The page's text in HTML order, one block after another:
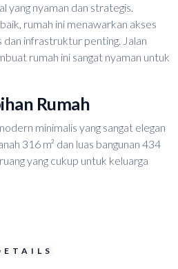
yang nyaman dan strategis.
rumah ini menawarkan akses
dan infrastruktur penting. Jalan
rumah ini sangat nyaman untuk
Rumah
minimalis yang sangat elegan
316 m² dan luas bangunan 434
yang cukup untuk keluarga